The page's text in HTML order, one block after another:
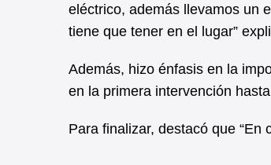
eléctrico, además llevamos un
tiene que tener en el lugar”
Además, hizo énfasis en la
en la primera intervención
Para finalizar, destacó que “En